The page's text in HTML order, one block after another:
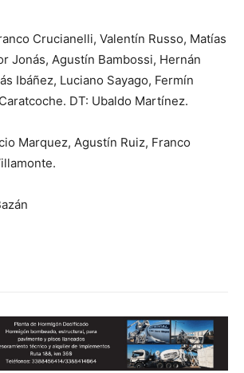
Crucianelli, Valentín Russo, Matías
Jonás, Agustín Bambossi, Hernán
Ibáñez, Luciano Sayago, Fermín
DT: Ubaldo Martínez.
Marquez, Agustín Ruiz, Franco